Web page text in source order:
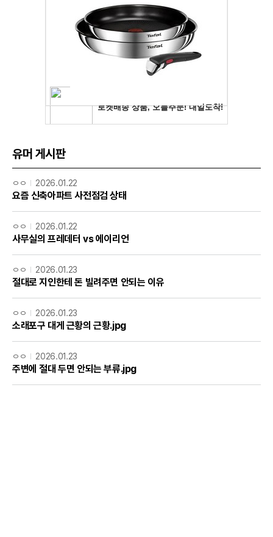
유머 게시판
ㅇㅇ 2026.01.22
요즘 신축아파트 사전점검 상태
ㅇㅇ 2026.01.22
사무실의 프레데터 vs 에이리언
ㅇㅇ 2026.01.23
절대로 지인한테 돈 빌려주면 안되는 이유
ㅇㅇ 2026.01.23
소래포구 대게 근황의 근황.jpg
ㅇㅇ 2026.01.23
주변에 절대 두면 안되는 부류.jpg